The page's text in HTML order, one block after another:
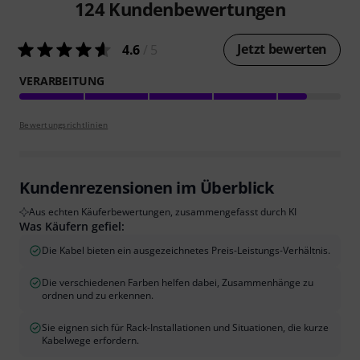
124 Kundenbewertungen
4.6 Jetzt bewerten
VERARBEITUNG
Bewertungsrichtlinien
Kundenrezensionen im Überblick
Aus echten Käuferbewertungen, zusammengefasst durch KI
Was Käufern gefiel:
Die Kabel bieten ein ausgezeichnetes Preis-Leistungs-Verhältnis.
Die verschiedenen Farben helfen dabei, Zusammenhänge zu
ordnen und zu erkennen.
Sie eignen sich für Rack-Installationen und Situationen, die kurze
Kabelwege erfordern.